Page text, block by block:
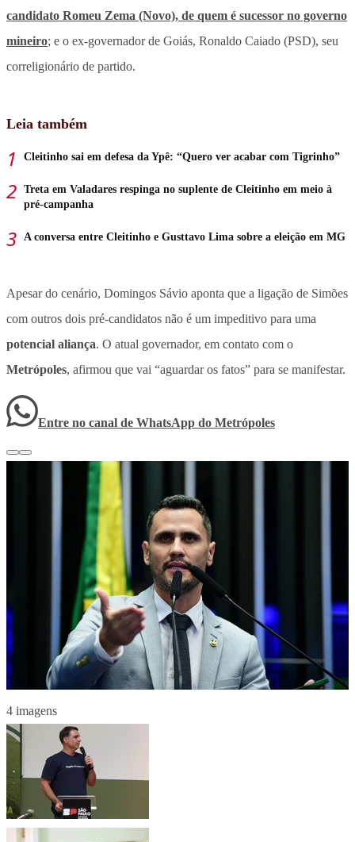
candidato Romeu Zema (Novo), de quem é sucessor no governo
mineiro; e o ex-governador de Goiás, Ronaldo Caiado (PSD), seu
correligionário de partido.
Leia também
Cleitinho sai em defesa da Ypê: “Quero ver acabar com Tigrinho”
Treta em Valadares respinga no suplente de Cleitinho em meio à
pré-campanha
A conversa entre Cleitinho e Gusttavo Lima sobre a eleição em MG
Apesar do cenário, Domingos Sávio aponta que a ligação de Simões
com outros dois pré-candidatos não é um impeditivo para uma
potencial aliança. O atual governador, em contato com o
Metrópoles, afirmou que vai “aguardar os fatos” para se manifestar.
Entre no canal de WhatsApp do Metrópoles
4 imagens